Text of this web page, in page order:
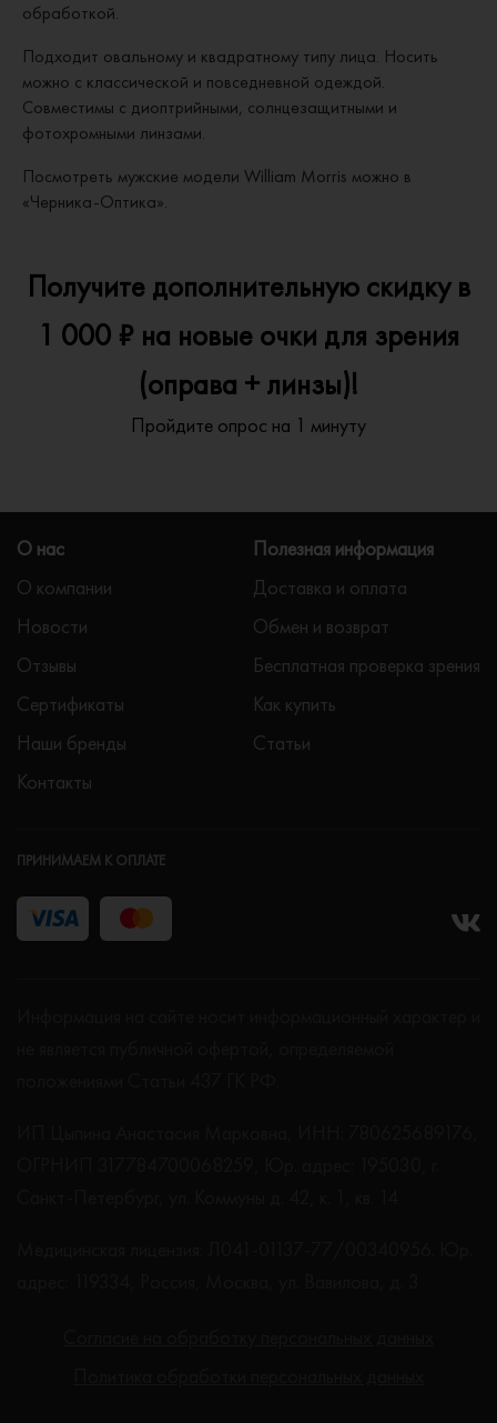
обработкой.
Подходит овальному и квадратному типу лица. Носить
можно с классической и повседневной одеждой.
Совместимы с диоптрийными, солнцезащитными и
фотохромными линзами.
Посмотреть мужские модели William Morris можно в
«Черника-Оптика».
Получите дополнительную скидку в
1 000 ₽ на новые очки для зрения
(оправа + линзы)!
Пройдите опрос на 1 минуту
О нас
О компании
Новости
Отзывы
Сертификаты
Наши бренды
Контакты
Полезная информация
Доставка и оплата
Обмен и возврат
Бесплатная проверка зрения
Как купить
Статьи
ПРИНИМАЕМ К ОПЛАТЕ